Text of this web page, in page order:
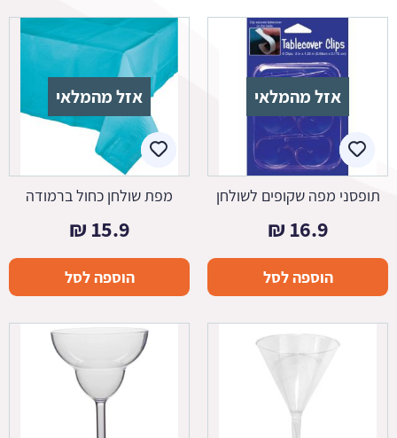
אזל מהמלאי
תופסני מפה שקופים לשולחן
16.9
₪
הוספה לסל
אזל מהמלאי
מפת שולחן כחול ברמודה
15.9
₪
הוספה לסל